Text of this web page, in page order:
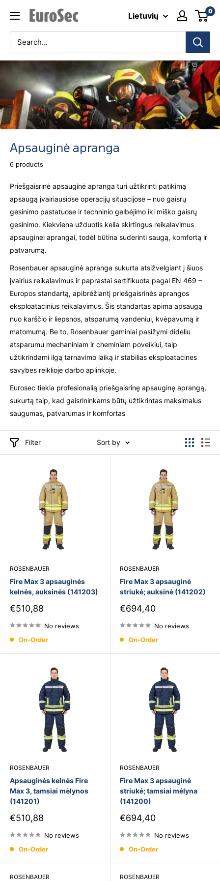
content
Eurosec Lietuvių 0
Apsauginė apranga
6 products
Priešgaisrinė apsauginė apranga turi užtikrinti patikimą
apsaugą įvairiausiose operacijų situacijose – nuo gaisrų
gesinimo pastatuose ir techninio gelbėjimo iki miško gaisrų
gesinimo. Kiekviena užduotis kelia skirtingus reikalavimus
apsauginei aprangai, todėl būtina suderinti saugą, komfortą ir
patvarumą.
Rosenbauer apsauginė apranga sukurta atsižvelgiant į šiuos
įvairius reikalavimus ir paprastai sertifikuota pagal EN 469 –
Europos standartą, apibrėžiantį priešgaisrinės aprangos
eksploatacinius reikalavimus. Šis standartas apima apsaugą
nuo karščio ir liepsnos, atsparumą vandeniui, kvėpavumą ir
matomumą. Be to, Rosenbauer gaminiai pasižymi dideliu
atsparumu mechaniniam ir cheminiam poveikiui, taip
užtikrindami ilgą tarnavimo laiką ir stabilias eksploatacines
savybes reiklioje darbo aplinkoje.
Eurosec tiekia profesionalią priešgaisrinę apsauginę aprangą,
sukurtą taip, kad gaisrininkams būtų užtikrintas maksimalus
saugumas, patvarumas ir komfortas
Filter Sort by
ROSENBAUER
Fire Max 3 apsauginės
kelnės, auksinės (141203)
Sale
€510,88
No reviews
On-Order
ROSENBAUER
Fire Max 3 apsauginė
striukė; auksinė (141202)
Sale
€694,40
No reviews
On-Order
ROSENBAUER
Apsauginės kelnės Fire
Max 3, tamsiai mėlynos
(141201)
Sale
€510,88
No reviews
On-Order
ROSENBAUER
Fire Max 3 apsauginė
striukė; tamsiai mėlyna
(141200)
Sale
€694,40
No reviews
On-Order
ROSENBAUER ROSENBAUER